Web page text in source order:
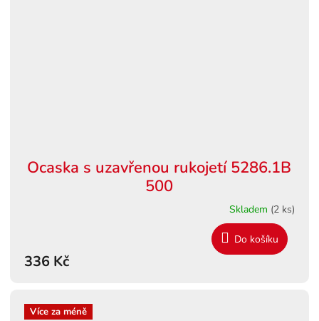
Ocaska s uzavřenou rukojetí 5286.1B
500
Skladem (2 ks)
336 Kč
Do košíku
Více za méně